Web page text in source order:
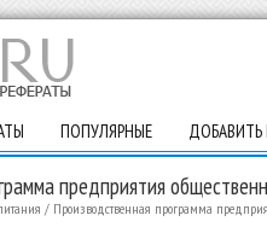
ПОПУЛЯРНЫЕ ДОБАВИТЬ
предприятия
/ Производственная программа